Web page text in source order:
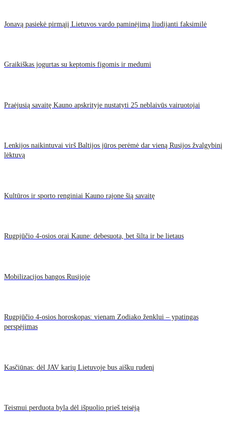
Jonavą pasiekė pirmąjį Lietuvos vardo paminėjimą liudijanti faksimilė
Graikiškas jogurtas su keptomis figomis ir medumi
Praėjusią savaitę Kauno apskrityje nustatyti 25 neblaivūs vairuotojai
Lenkijos naikintuvai virš Baltijos jūros perėmė dar vieną Rusijos žvalgybinį
lėktuvą
Kultūros ir sporto renginiai Kauno rajone šią savaitę
Rugpjūčio 4-osios orai Kaune: debesuota, bet šilta ir be lietaus
Mobilizacijos bangos Rusijoje
Rugpjūčio 4-osios horoskopas: vienam Zodiako ženklui – ypatingas
perspėjimas
Kasčiūnas: dėl JAV karių Lietuvoje bus aišku rudenį
Teismui perduota byla dėl išpuolio prieš teisėją